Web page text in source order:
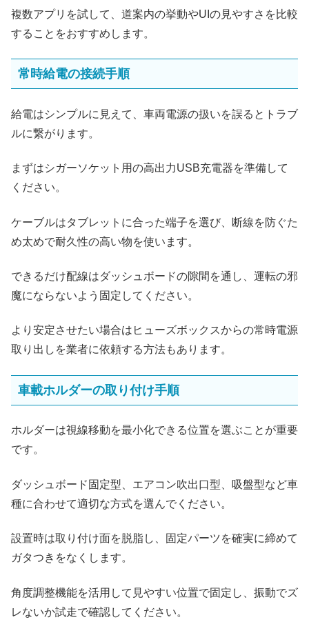
複数アプリを試して、道案内の挙動やUIの見やすさを比較
することをおすすめします。
常時給電の接続手順
給電はシンプルに見えて、車両電源の扱いを誤るとトラブ
ルに繋がります。
まずはシガーソケット用の高出力USB充電器を準備して
ください。
ケーブルはタブレットに合った端子を選び、断線を防ぐた
め太めで耐久性の高い物を使います。
できるだけ配線はダッシュボードの隙間を通し、運転の邪
魔にならないよう固定してください。
より安定させたい場合はヒューズボックスからの常時電源
取り出しを業者に依頼する方法もあります。
車載ホルダーの取り付け手順
ホルダーは視線移動を最小化できる位置を選ぶことが重要
です。
ダッシュボード固定型、エアコン吹出口型、吸盤型など車
種に合わせて適切な方式を選んでください。
設置時は取り付け面を脱脂し、固定パーツを確実に締めて
ガタつきをなくします。
角度調整機能を活用して見やすい位置で固定し、振動でズ
レないか試走で確認してください。